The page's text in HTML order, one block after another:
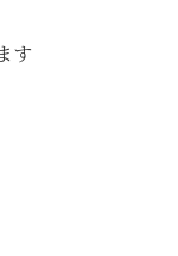
す